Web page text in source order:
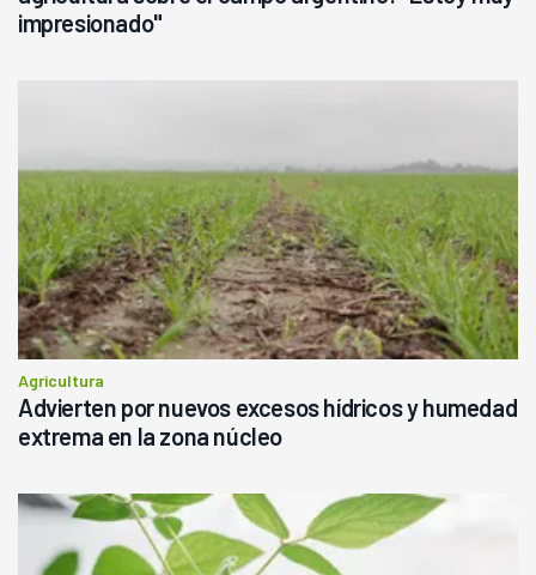
impresionado"
Agricultura
Advierten por nuevos excesos hídricos y humedad
extrema en la zona núcleo